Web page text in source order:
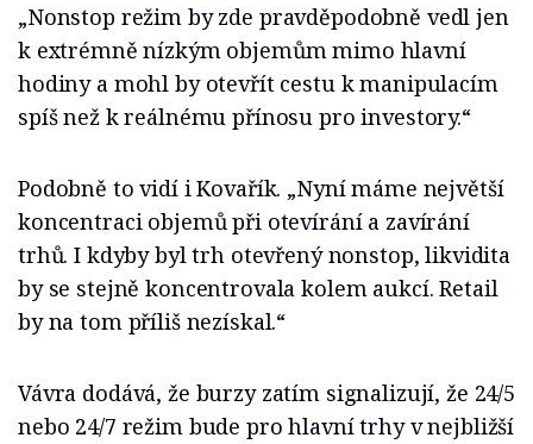
„Nonstop režim by zde pravděpodobně vedl jen
k extrémně nízkým objemům mimo hlavní
hodiny a mohl by otevřít cestu k manipulacím
spíš než k reálnému přínosu pro investory.“
Podobně to vidí i Kovařík. „Nyní máme největší
koncentraci objemů při otevírání a zavírání
trhů. I kdyby byl trh otevřený nonstop, likvidita
by se stejně koncentrovala kolem aukcí. Retail
by na tom příliš nezískal.“
Vávra dodává, že burzy zatím signalizují, že 24/5
nebo 24/7 režim bude pro hlavní trhy v nejbližší